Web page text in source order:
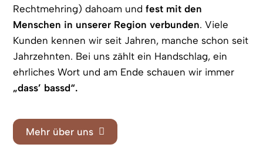
Rechtmehring) dahoam undfest mit den
Menschen in unserer Region verbunden. Viele
Kunden kennen wir seit Jahren, manche schon seit
Jahrzehnten. Bei uns zählt ein Handschlag, ein
ehrliches Wort und am Ende schauen wir immer
„dass’ bassd“.
Mehr über uns